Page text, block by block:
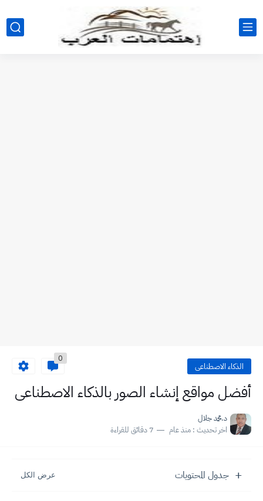
الذكاء الاصطناعى
0
أفضل مواقع إنشاء الصور بالذكاء الاصطناعى
د.محمد جلال
اخر تحديث : منذ عام 7 دقائق للقراءة
جدول المحتويات